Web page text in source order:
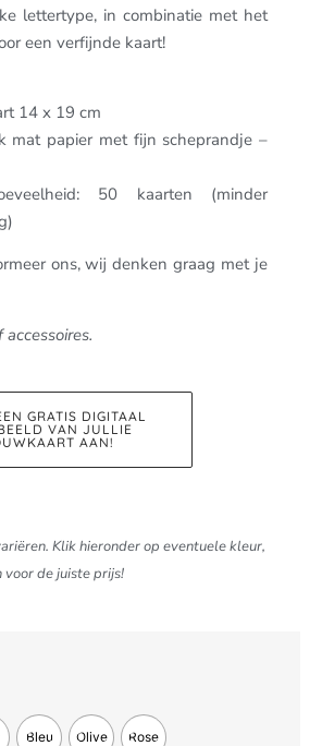
lettertype, in combinatie met het
een verfijnde kaart!
14 x 19 cm
mat papier met fijn scheprandje –
50 kaarten (minder
ons, wij denken graag met je
GRATIS DIGITAAL
VAN JULLIE
AAN!
Klik hieronder op eventuele kleur,
de juiste prijs!
Bleu Olive Rose